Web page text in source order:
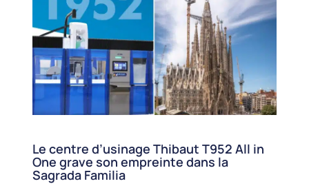
Le centre d’usinage Thibaut T952 All in
One grave son empreinte dans la
Sagrada Familia